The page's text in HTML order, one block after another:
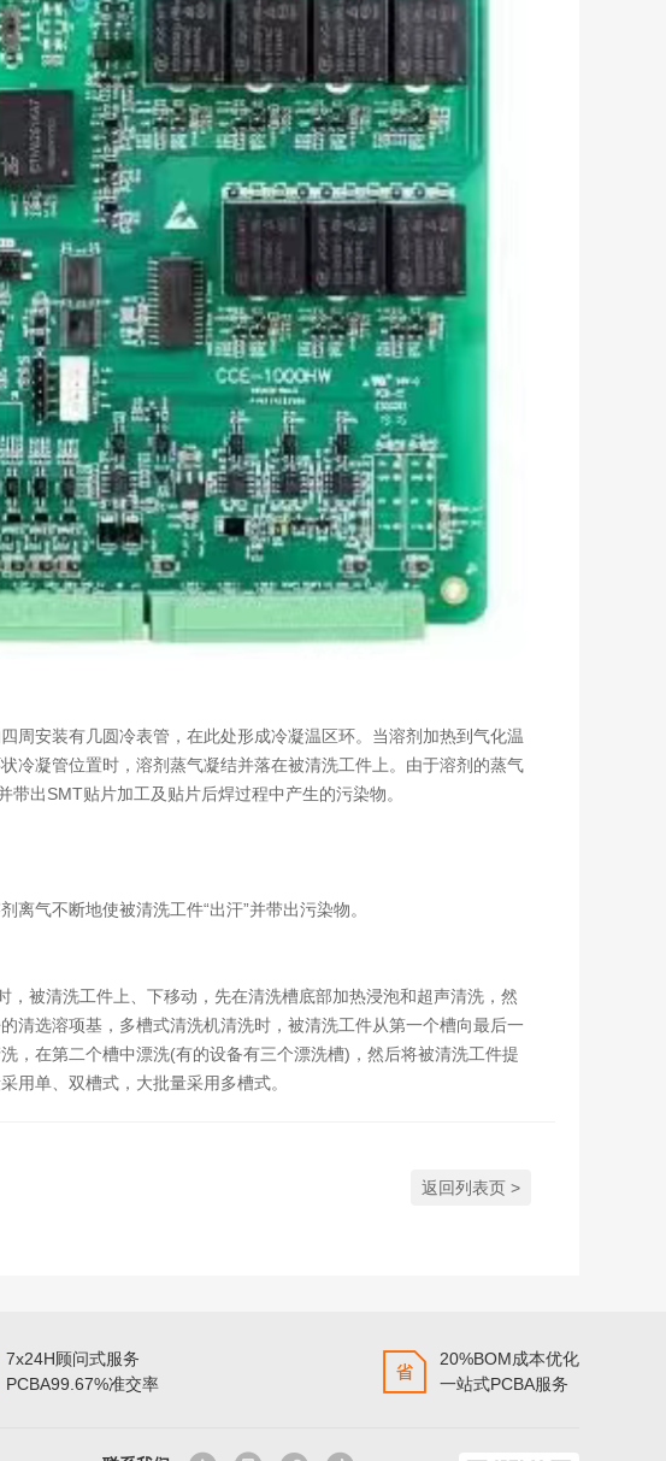
周安装有几圆冷表管，在此处形成冷凝温区环。当溶剂加热到气化温
冷凝管位置时，溶剂蒸气凝结并落在被清洗工件上。由于溶剂的蒸气
出SMT贴片加工及贴片后焊过程中产生的污染物。
气不断地使被清洗工件“出汗”并带出污染物。
被清洗工件上、下移动，先在清洗槽底部加热浸泡和超声清洗，然
清选溶项基，多槽式清洗机清洗时，被清洗工件从第一个槽向最后一
，在第二个槽中漂洗(有的设备有三个漂洗槽)，然后将被清洗工件提
用单、双槽式，大批量采用多槽式。
返回列表页 >
7x24H顾问式服务
PCBA99.67%准交率
20%BOM成本优化
一站式PCBA服务